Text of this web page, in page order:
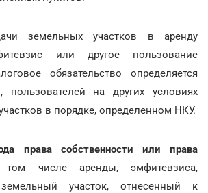
земельных участков в аренду
или другое пользование
обязательство определяется
пользователей на других условиях
в порядке, определенном НКУ.
права собственности или права
числе аренды, эмфитевзиса,
участок, отнесенный к